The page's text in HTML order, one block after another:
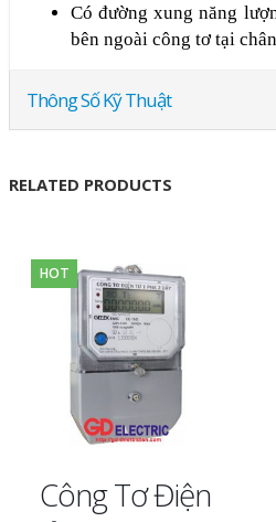
Có đường xung năng
bên ngoài công tơ tại
Thông Số Kỹ Thuật
RELATED PRODUCTS
HOT
Công Tơ Điện